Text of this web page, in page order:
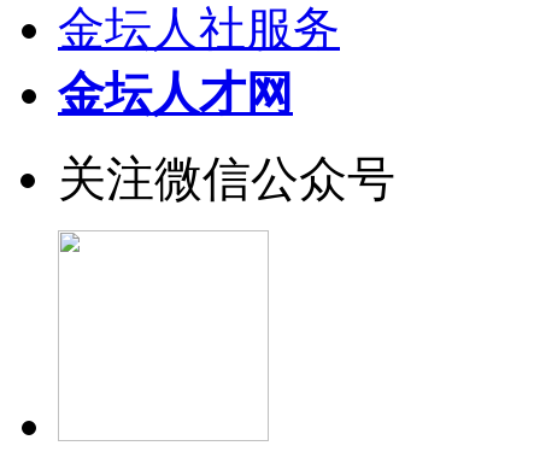
金坛人社服务
金坛人才网
关注微信公众号